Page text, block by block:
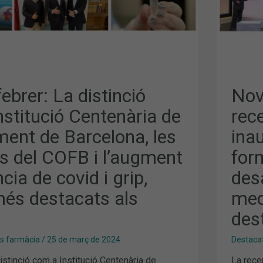
La distinció
Centenària de
de Barcelona, les
del COFB i l’augment
de covid i grip,
destacats als
farmàcia / 25 de març de 2024
com a Institució Centenària de
La
DE
MÉS